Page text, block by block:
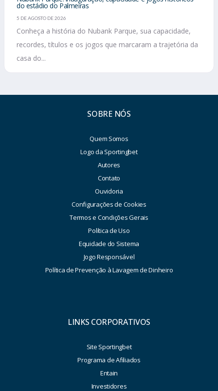
do estádio do Palmeiras
5 DE AGOSTO DE 2026
Conheça a história do Nubank Parque, sua capacidade,
recordes, títulos e os jogos que marcaram a trajetória da
casa do...
SOBRE NÓS
Quem Somos
Logo da Sportingbet
Autores
Contato
Ouvidoria
Configurações de Cookies
Termos e Condições Gerais
Política de Uso
Equidade do Sistema
Jogo Responsável
Política de Prevenção à Lavagem de Dinheiro
LINKS CORPORATIVOS
Site Sportingbet
Programa de Afiliados
Entain
Investidores